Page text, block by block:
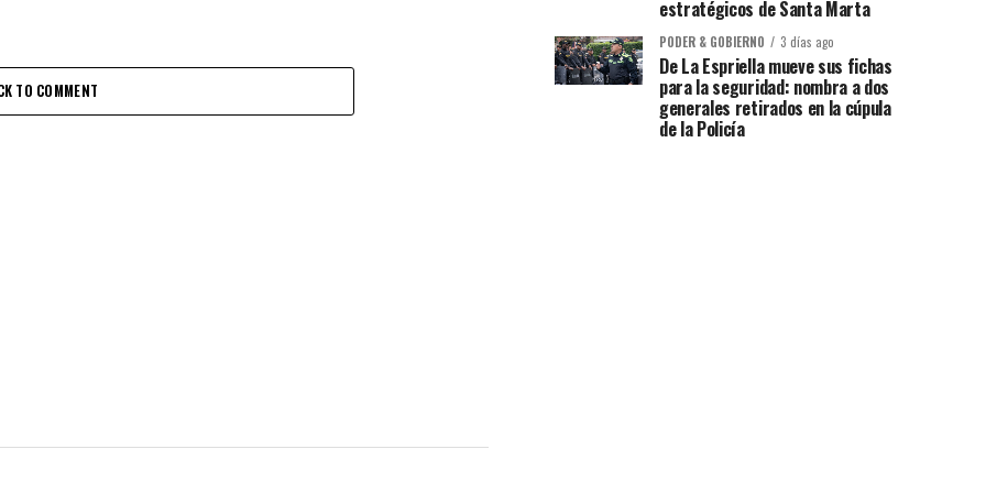
TO COMMENT
estratégicos de Santa Marta
PODER & GOBIERNO 3 días ago
De La Espriella mueve sus fichas
para la seguridad: nombra a dos
generales retirados en la cúpula
de la Policía